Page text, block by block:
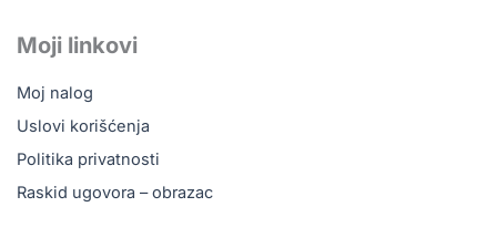
Moji linkovi
Moj nalog
Uslovi korišćenja
Politika privatnosti
Raskid ugovora – obrazac